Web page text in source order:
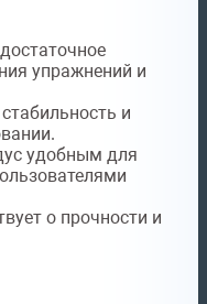
упражнений и
и
удобным для
о прочности и